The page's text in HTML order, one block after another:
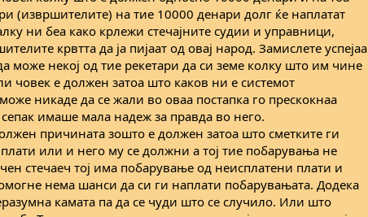
(извршителите) на тие 10000 денари долг ќе наплатат
ни беа како крлежи стечајните судии и управници,
крвтта да ја пијаат од овај народ. Замислете успејаа
може некој од тие рекетари да си земе колку што им чине
човек е должен затоа што каков ни е системот
никаде да се жали во оваа постапка го прескокнаа
имаше мала надеж за правда во него.
причината зошто е должен затоа што сметките ги
или и него му се должни а тој тие побарувања не
стечаеч тој има побарување од неисплатени плати и
нема шанси да си ги наплати побарувањата. Додека
камата па да се чуди што се случило. Или што